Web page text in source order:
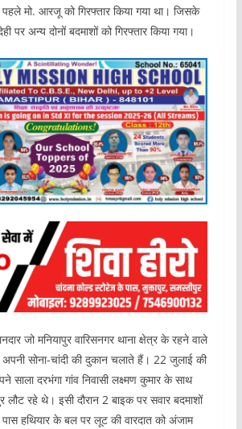
मो. आरजू को गिरफ्तार किया गया था। जिसके
पर अन्य दोनों बदमाशों को गिरफ्तार किया गया।
जो मनियापुर वारिसनगर थाना क्षेत्र के रहने वाले
अपनी सोना-चांदी की दुकान चलाते हैं। 22 जुलाई की
साला दरभंगा गांव निवासी लक्ष्मण कुमार के साथ
लौट रहे थे। इसी दौरान 2 बाइक पर सवार बदमाशों
हथियार के बल पर लूट की वारदात को अंजाम